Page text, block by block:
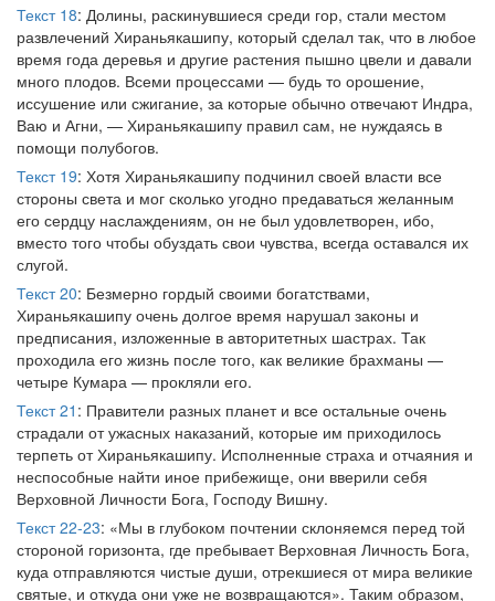
Текст 18: Долины, раскинувшиеся среди гор, стали местом
развлечений Хираньякашипу, который сделал так, что в любое
время года деревья и другие растения пышно цвели и давали
много плодов. Всеми процессами — будь то орошение,
иссушение или сжигание, за которые обычно отвечают Индра,
Ваю и Агни, — Хираньякашипу правил сам, не нуждаясь в
помощи полубогов.
Текст 19: Хотя Хираньякашипу подчинил своей власти все
стороны света и мог сколько угодно предаваться желанным
его сердцу наслаждениям, он не был удовлетворен, ибо,
вместо того чтобы обуздать свои чувства, всегда оставался их
слугой.
Текст 20: Безмерно гордый своими богатствами,
Хираньякашипу очень долгое время нарушал законы и
предписания, изложенные в авторитетных шастрах. Так
проходила его жизнь после того, как великие брахманы —
четыре Кумара — прокляли его.
Текст 21 : Правители разных планет и все остальные очень
страдали от ужасных наказаний, которые им приходилось
терпеть от Хираньякашипу. Исполненные страха и отчаяния и
неспособные найти иное прибежище, они вверили себя
Верховной Личности Бога, Господу Вишну.
Текст 22-23: «Мы в глубоком почтении склоняемся перед той
стороной горизонта, где пребывает Верховная Личность Бога,
куда отправляются чистые души, отрекшиеся от мира великие
святые, и откуда они уже не возвращаются». Таким образом,